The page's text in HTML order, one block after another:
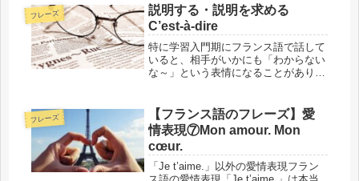
味が抜け落ちたり、変わってしまうこ
とすらあります。外来語・元の単語の
両方...
フレーズ
説明する・説明を求める
C’est-à-dire
特に学習入門期にフランス語で話して
いると、相手がいかにも「わからない
な～」という表情になることがありま
とを言ってしまって、相手はもしかす
るとチンプンカンプンな状態かも。で
も...
フレーズ
【フランス語のフレーズ】愛
情表現⑦Mon amour. Mon
cœur.
「Je t’aime.」以外の愛情表現フラン